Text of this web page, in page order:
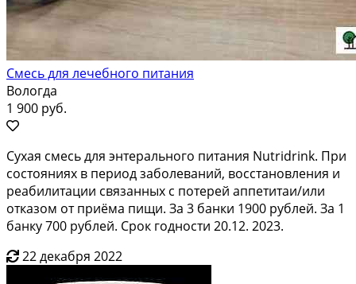
Смесь для лечебного питания
Вологда
1 900 руб.
Сухая смесь для энтерального питания Nutridrink. При
состояниях в период заболеваний, восстановления и
реабилитации связанных с потерей аппетитаи/или
отказом от приёма пищи. За 3 банки 1900 рублей. За 1
банку 700 рублей. Срок годности 20.12. 2023.
22 декабря 2022